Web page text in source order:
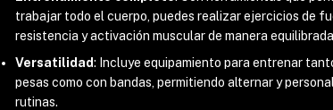
trabajar todo el cuerpo, puedes realizar ejercicios de
resistencia y activación muscular de manera
Versatilidad: Incluye equipamiento para entrenar
pesas como con bandas, permitiendo alternar y
rutinas.